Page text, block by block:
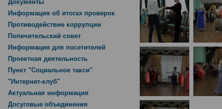
Документы
Информация об итогах проверок
Противодействие коррупции
Попечительский совет
Информация для посетителей
Проектная деятельность
Пункт "Социальное такси"
"Интернет-клуб"
Актуальная информация
Досуговые объединения